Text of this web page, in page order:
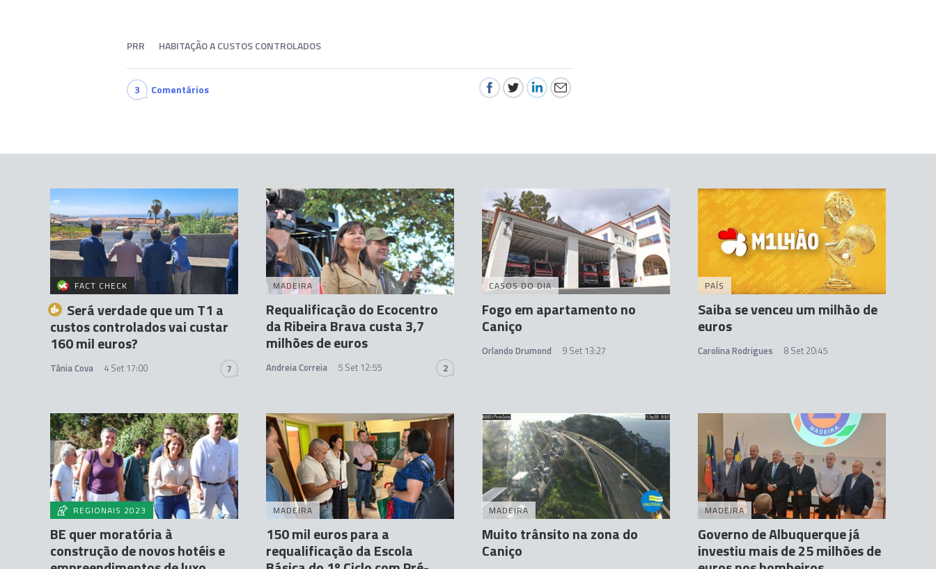
PRR HABITAÇÃO A CUSTOS CONTROLADOS
3 Comentários
FACT CHECK
Será verdade que um T1 a
custos controlados vai custar
160 mil euros?
Tânia Cova 4 Set 17:00 7
MADEIRA
Requalificação do Ecocentro
da Ribeira Brava custa 3,7
milhões de euros
Andreia Correia 5 Set 12:55 2
CASOS DO DIA
Fogo em apartamento no
Caniço
Orlando Drumond 9 Set 13:27
PAÍS
Saiba se venceu um milhão de
euros
Carolina Rodrigues 8 Set 20:45
REGIONAIS 2023
BE quer moratória à
construção de novos hotéis e
MADEIRA
150 mil euros para a
requalificação da Escola
MADEIRA
Muito trânsito na zona do
Caniço
MADEIRA
Governo de Albuquerque já
investiu mais de 25 milhões de